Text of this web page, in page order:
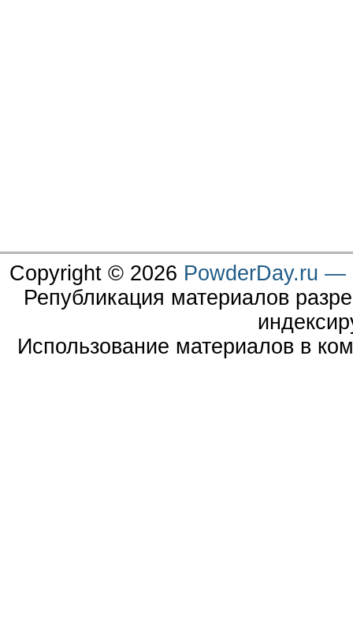
Copyright © 2026 PowderDay.ru —
Републикация материалов
Использование материалов в